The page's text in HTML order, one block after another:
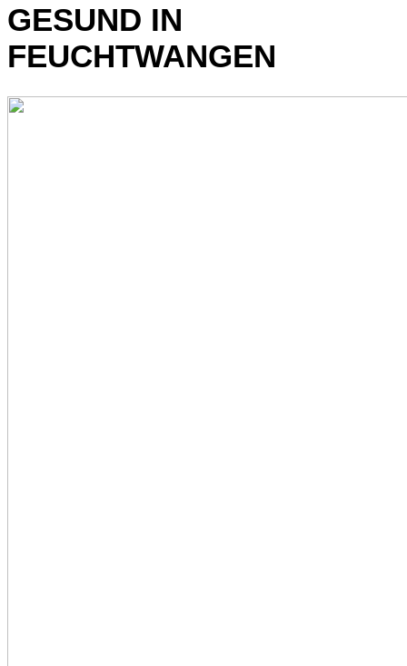
GESUND IN
FEUCHTWANGEN